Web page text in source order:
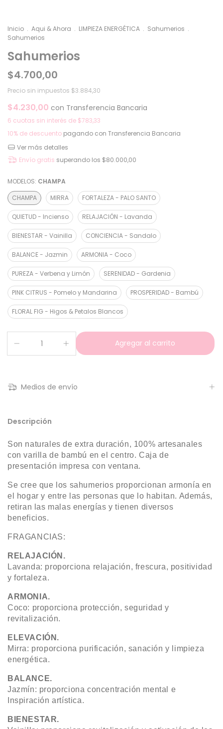
Inicio . Aqui & Ahora . LIMPIEZA ENERGÉTICA . Sahumerios .
Sahumerios
Sahumerios
$4.700,00
Precio sin impuestos $3.884,30
$4.230,00 con Transferencia Bancaria
6 cuotas sin interés de $783,33
10% de descuento pagando con Transferencia Bancaria
Ver más detalles
Envío gratis superando los $80.000,00
MODELOS: CHAMPA
CHAMPA
MIRRA FORTALEZA - PALO SANTO
QUIETUD - Incienso RELAJACIÓN - Lavanda
BIENESTAR - Vainilla CONCIENCIA - Sandalo
BALANCE - Jazmin ARMONIA - Coco
PUREZA - Verbena y Limón SERENIDAD - Gardenia
PINK CITRUS - Pomelo y Mandarina PROSPERIDAD - Bambú
FLORAL FIG - Higos & Petalos Blancos
Medios de envío
Descripción
Son naturales de extra duración, 100% artesanales
con varilla de bambú en el centro. Caja de
presentación impresa con ventana.
Se cree que los sahumerios proporcionan armonía en
el hogar y entre las personas que lo habitan. Además,
retiran las malas energías y tienen diversos
beneficios.
FRAGANCIAS:
RELAJACIÓN.
Lavanda: proporciona relajación, frescura, positividad
y fortaleza.
ARMONIA.
Coco: proporciona protección, seguridad y
revitalización.
ELEVACIÓN.
Mirra: proporciona purificación, sanación y limpieza
energética.
BALANCE.
Jazmín: proporciona concentración mental e
Inspiración artística.
BIENESTAR.